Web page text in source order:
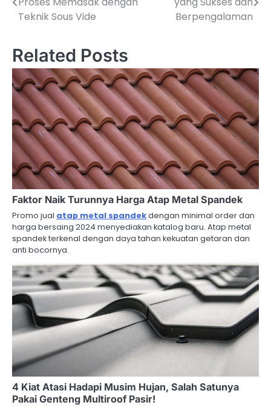
o
t
n
a
v
i
g
a
t
i
o
n
Teknik Sous Vide
Berpengalaman
Related Posts
Faktor Naik Turunnya Harga Atap Metal Spandek
Promo jual atap metal spandekdengan minimal order dan
harga bersaing 2024 menyediakan katalog baru. Atap metal
spandek terkenal dengan daya tahan kekuatan getaran dan
anti bocornya.
4 Kiat Atasi Hadapi Musim Hujan, Salah Satunya
Pakai Genteng Multiroof Pasir!